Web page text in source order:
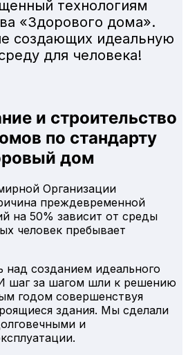
технологиям
«Здорового дома».
создающих идеальную
для человека!
и строительство
по стандарту
дом
Организации
преждевременной
на 50% зависит от среды
человек пребывает
над созданием идеального
шаг за шагом шли к решению
годом совершенствуя
здания. Мы сделали
и